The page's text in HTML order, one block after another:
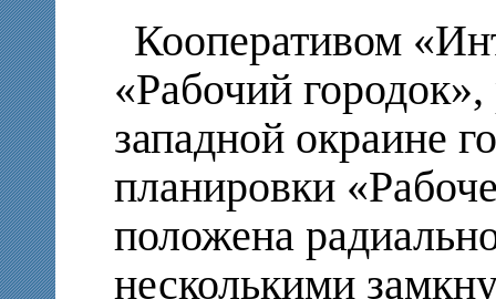
Кооперативом
«Рабочий
западной окраине
планировки
положена
несколькими